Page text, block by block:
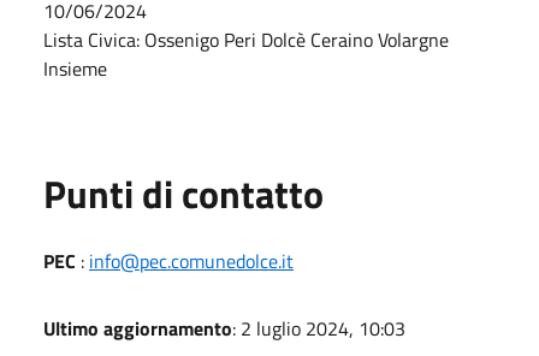
10/06/2024
Lista Civica: Ossenigo Peri Dolcè Ceraino Volargne
Insieme
Punti di contatto
PEC : info@pec.comunedolce.it
Ultimo aggiornamento: 2 luglio 2024, 10:03